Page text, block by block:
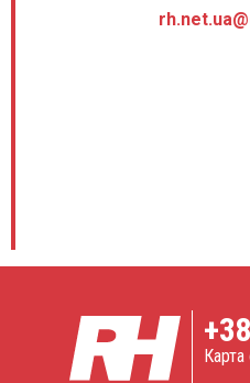
+38
Карта